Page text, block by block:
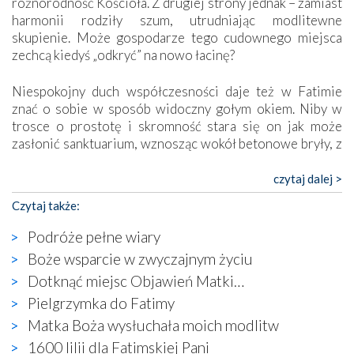
harmonii rodziły szum, utrudniając modlitewne
skupienie. Może gospodarze tego cudownego miejsca
zechcą kiedyś „odkryć” na nowo łacinę?
Niespokojny duch współczesności daje też w Fatimie
znać o sobie w sposób widoczny gołym okiem. Niby w
trosce o prostotę i skromność stara się on jak może
zasłonić sanktuarium, wznosząc wokół betonowe bryły, z
katolickiego kultu. Tylko co wspólnego z żywą,
autentyczną wiarą mogą mieć płaskie, szare bunkry albo
kaplice, w których Tabernakulum przypomina bardziej
skrzynkę na narzędzia? Albo co powiedzieć o ustawionym
tuż przy nowej bazylice wielkim krzyżu, na którym
zamiast Chrystusa umieszczono dziwaczną postać jakby
wyjętą ze starożytnych hieroglifów? W kulturowym
kontekście naszych czasów to raczej karykatura niż godny
wizerunek Zbawiciela…
Zatem nawet w bezpośrednim otoczeniu sanktuarium
czytaj dalej >
Czytaj także:
Podróże pełne wiary
Boże wsparcie w zwyczajnym życiu
Dotknąć miejsc Objawień Matki…
Pielgrzymka do Fatimy
Matka Boża wysłuchała moich modlitw
1600 lilii dla Fatimskiej Pani